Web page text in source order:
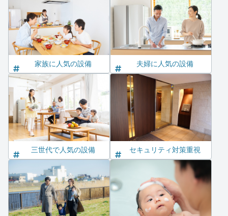
家族に人気の設備 夫婦に人気の設備
三世代で人気の設備 セキュリティ対策重視